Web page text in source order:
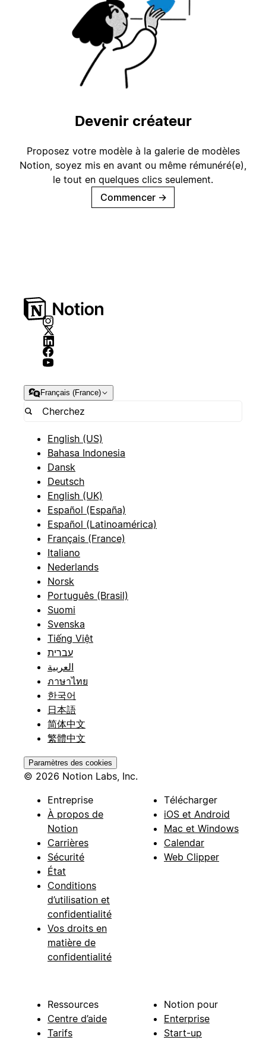
Devenir créateur
Proposez votre modèle à la galerie de modèles
Notion, soyez mis en avant ou même rémunéré(e),
le tout en quelques clics seulement.
Commencer →
Français (France)
English (US)
Bahasa Indonesia
Dansk
Deutsch
English (UK)
Español (España)
Español (Latinoamérica)
Français (France)
Italiano
Nederlands
Norsk
Português (Brasil)
Suomi
Svenska
Tiếng Việt
עברית
العربية
ภาษาไทย
한국어
日本語
简体中文
繁體中文
Paramètres des cookies
© 2026 Notion Labs, Inc.
Entreprise
À propos de
Notion
Carrières
Sécurité
État
Conditions
d’utilisation et
confidentialité
Vos droits en
matière de
confidentialité
Télécharger
iOS et Android
Mac et Windows
Calendar
Web Clipper
Ressources
Centre d’aide
Tarifs
Notion pour
Enterprise
Start-up